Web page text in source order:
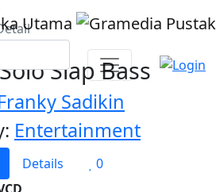
Slap Bass
Sadikin
Entertainment
Details
0